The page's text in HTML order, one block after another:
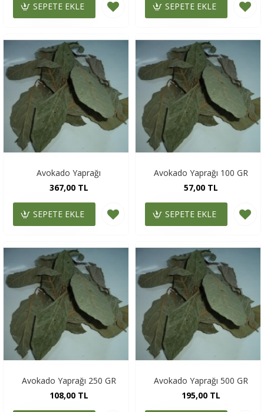
SEPETE EKLE SEPETE EKLE
Avokado Yaprağı
367,00 TL
SEPETE EKLE
Avokado Yaprağı 100 GR
57,00 TL
SEPETE EKLE
Avokado Yaprağı 250 GR
108,00 TL
Avokado Yaprağı 500 GR
195,00 TL